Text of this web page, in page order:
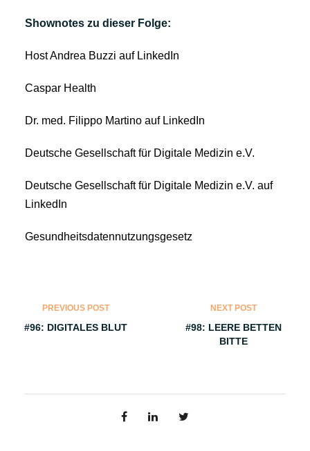
Shownotes zu dieser Folge:
Host Andrea Buzzi auf LinkedIn
Caspar Health
Dr. med. Filippo Martino auf LinkedIn
Deutsche Gesellschaft für Digitale Medizin e.V.
Deutsche Gesellschaft für Digitale Medizin e.V. auf
LinkedIn
Gesundheitsdatennutzungsgesetz
PREVIOUS POST
#96: DIGITALES BLUT
NEXT POST
#98: LEERE BETTEN
BITTE